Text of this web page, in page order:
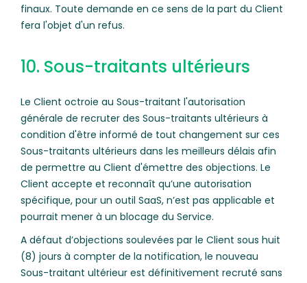
finaux. Toute demande en ce sens de la part du Client
fera l'objet d'un refus.
10. Sous-traitants ultérieurs
Le Client octroie au Sous-traitant l'autorisation
générale de recruter des Sous-traitants ultérieurs à
condition d'être informé de tout changement sur ces
Sous-traitants ultérieurs dans les meilleurs délais afin
de permettre au Client d'émettre des objections. Le
Client accepte et reconnaît qu’une autorisation
spécifique, pour un outil SaaS, n’est pas applicable et
pourrait mener à un blocage du Service.
A défaut d’objections soulevées par le Client sous huit
(8) jours à compter de la notification, le nouveau
Sous-traitant ultérieur est définitivement recruté sans